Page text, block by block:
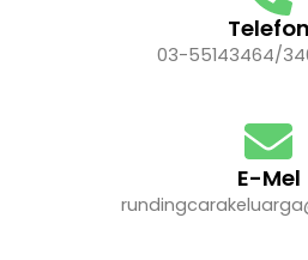
Telefon
03-55143464/
E-Mel